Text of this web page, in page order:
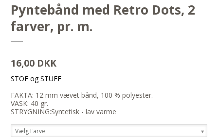
Pyntebånd med Retro Dots, 2
farver, pr. m.
16,00 DKK
STOF og STUFF
FAKTA: 12 mm vævet bånd, 100 % polyester.
VASK: 40 gr.
STRYGNING:Syntetisk - lav varme
Vælg Farve